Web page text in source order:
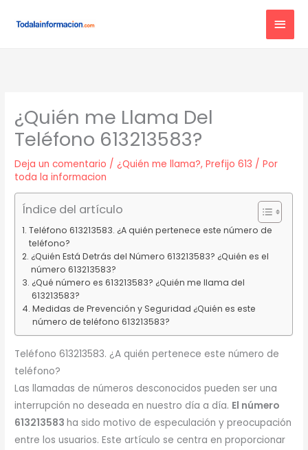
¿Quién me Llama Del
Teléfono 613213583?
Deja un comentario /¿Quién me llama?,Prefijo 613 / Por
toda la informacion
Índice del artículo
Teléfono 613213583. ¿A quién pertenece este número de
teléfono?
¿Quién Está Detrás del Número 613213583? ¿Quién es el
número 613213583?
¿Qué número es 613213583? ¿Quién me llama del
613213583?
Medidas de Prevención y Seguridad ¿Quién es este
número de teléfono 613213583?
Teléfono 613213583. ¿A quién pertenece este número de
teléfono?
Las llamadas de números desconocidos pueden ser una
interrupción no deseada en nuestro día a día. El número
613213583ha sido motivo de especulación y preocupación
entre los usuarios. Este artículo se centra en proporcionar